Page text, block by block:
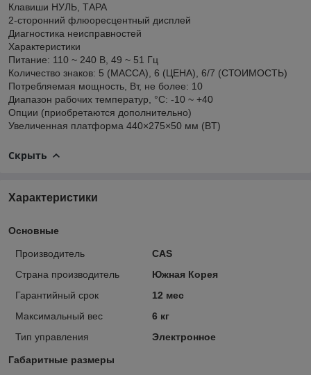
Клавиши НУЛЬ, ТАРА
2-сторонний флюоресцентный дисплей
Диагностика неисправностей
Характеристики
Питание: 110 ~ 240 В, 49 ~ 51 Гц
Количество знаков: 5 (МАССА), 6 (ЦЕНА), 6/7 (СТОИМОСТЬ)
Потребляемая мощность, Вт, не более: 10
Диапазон рабочих температур, °C: -10 ~ +40
Опции (приобретаются дополнительно)
Увеличенная платформа 440×275×50 мм (BT)
Скрыть
Характеристики
Основные
Производитель
CAS
Страна производитель
Южная Корея
Гарантийный срок
12 мес
Максимальный вес
6 кг
Тип управления
Электронное
Габаритные размеры